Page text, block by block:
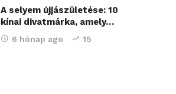
A selyem újjászületése: 10
kínai divatmárka, amely…
6 hónap ago 15